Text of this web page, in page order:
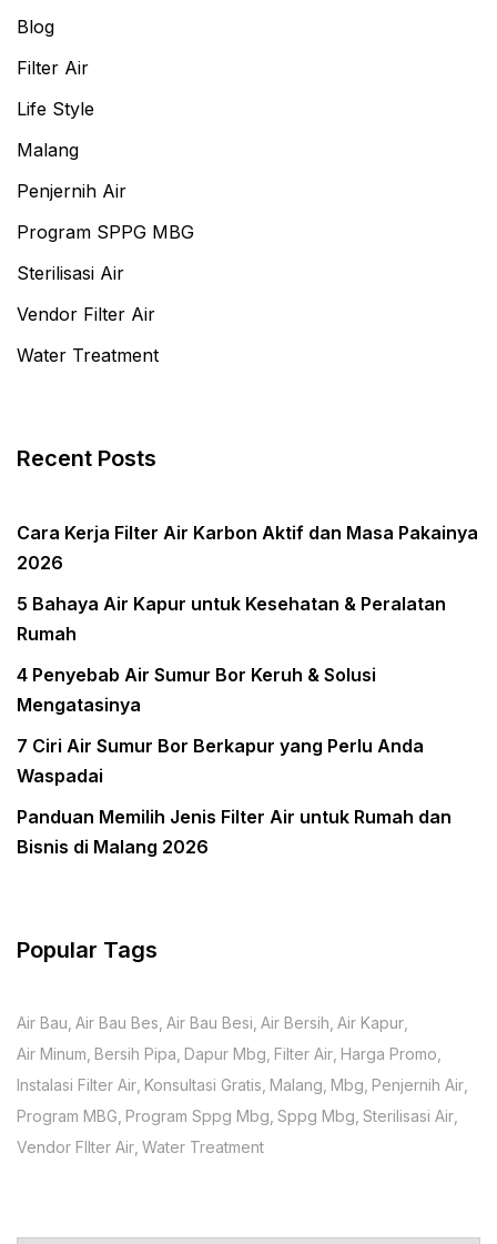
Blog
Filter Air
Life Style
Malang
Penjernih Air
Program SPPG MBG
Sterilisasi Air
Vendor Filter Air
Water Treatment
Recent Posts
Cara Kerja Filter Air Karbon Aktif dan Masa Pakainya
2026
5 Bahaya Air Kapur untuk Kesehatan & Peralatan
Rumah
4 Penyebab Air Sumur Bor Keruh & Solusi
Mengatasinya
7 Ciri Air Sumur Bor Berkapur yang Perlu Anda
Waspadai
Panduan Memilih Jenis Filter Air untuk Rumah dan
Bisnis di Malang 2026
Popular Tags
Air Bau Air Bau Bes Air Bau Besi Air Bersih Air Kapur
Air Minum Bersih Pipa Dapur Mbg Filter Air Harga Promo
Instalasi Filter Air Konsultasi Gratis Malang Mbg Penjernih Air
Program MBG Program Sppg Mbg Sppg Mbg Sterilisasi Air
Vendor FIlter Air Water Treatment